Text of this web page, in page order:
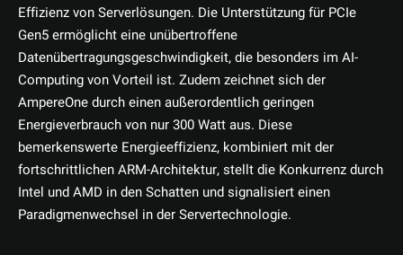
Effizienz von Serverlösungen. Die Unterstützung für PCIe
Gen5 ermöglicht eine unübertroffene
Datenübertragungsgeschwindigkeit, die besonders im AI-
Computing von Vorteil ist. Zudem zeichnet sich der
AmpereOne durch einen außerordentlich geringen
Energieverbrauch von nur 300 Watt aus. Diese
bemerkenswerte Energieeffizienz, kombiniert mit der
fortschrittlichen ARM-Architektur, stellt die Konkurrenz durch
Intel und AMD in den Schatten und signalisiert einen
Paradigmenwechsel in der Servertechnologie.